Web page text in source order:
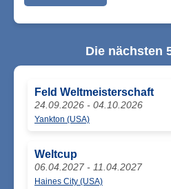
Die nächsten
Feld Weltmeisterschaft
24.09.2026 - 04.10.2026
Yankton (USA)
Weltcup
06.04.2027 - 11.04.2027
Haines City (USA)